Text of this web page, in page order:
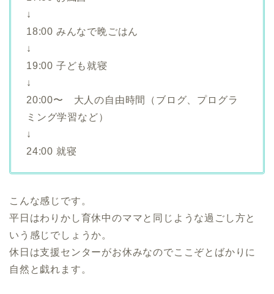
↓
18:00 みんなで晩ごはん
↓
19:00 子ども就寝
↓
20:00〜 大人の自由時間（ブログ、プログラ
ミング学習など）
↓
24:00 就寝
こんな感じです。
平日はわりかし育休中のママと同じような過ごし方と
いう感じでしょうか。
休日は支援センターがお休みなのでここぞとばかりに
自然と戯れます。